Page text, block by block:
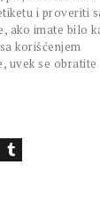
i proveriti
ako imate bilo
korišćenjem
uvek se obratite